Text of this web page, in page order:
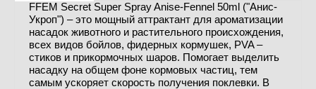
FFEM Secret Super Spray Anise-Fennel 50ml ("Анис-
Укроп") – это мощный аттрактант для ароматизации
насадок животного и растительного происхождения,
всех видов бойлов, фидерных кормушек, PVA –
стиков и прикормочных шаров. Помогает выделить
насадку на общем фоне кормовых частиц, тем
самым ускоряет скорость получения поклевки. В